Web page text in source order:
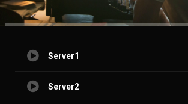
Server1
Server2